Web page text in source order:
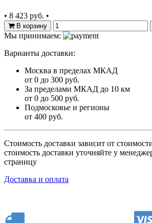
• 8 423 руб. •
В корзину
Мы принимаем:
Варианты доставки:
Москва в пределах МКАД
от 0 до 300 руб.
За пределами МКАД до 10 км
от 0 до 500 руб.
Подмосковье и регионы
от 400 руб.
Стоимость доставки зависит от
стоимость доставки уточняйте у
страницу
Доставка и оплата